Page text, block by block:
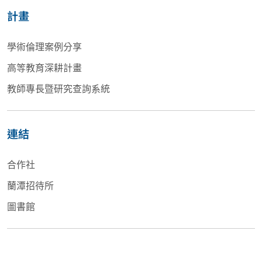
計畫
學術倫理案例分享
高等教育深耕計畫
教師專長暨研究查詢系統
連結
合作社
蘭潭招待所
圖書館